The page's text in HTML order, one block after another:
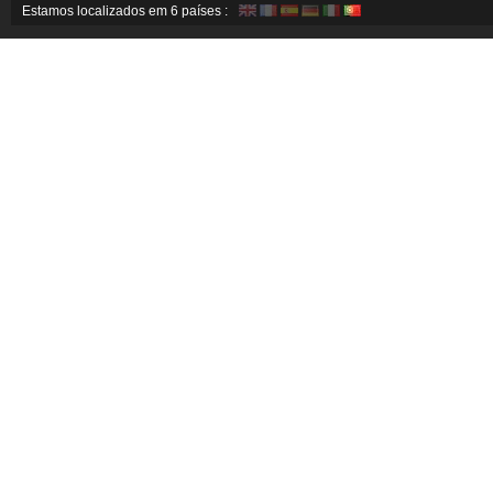
Estamos localizados em 6 países :